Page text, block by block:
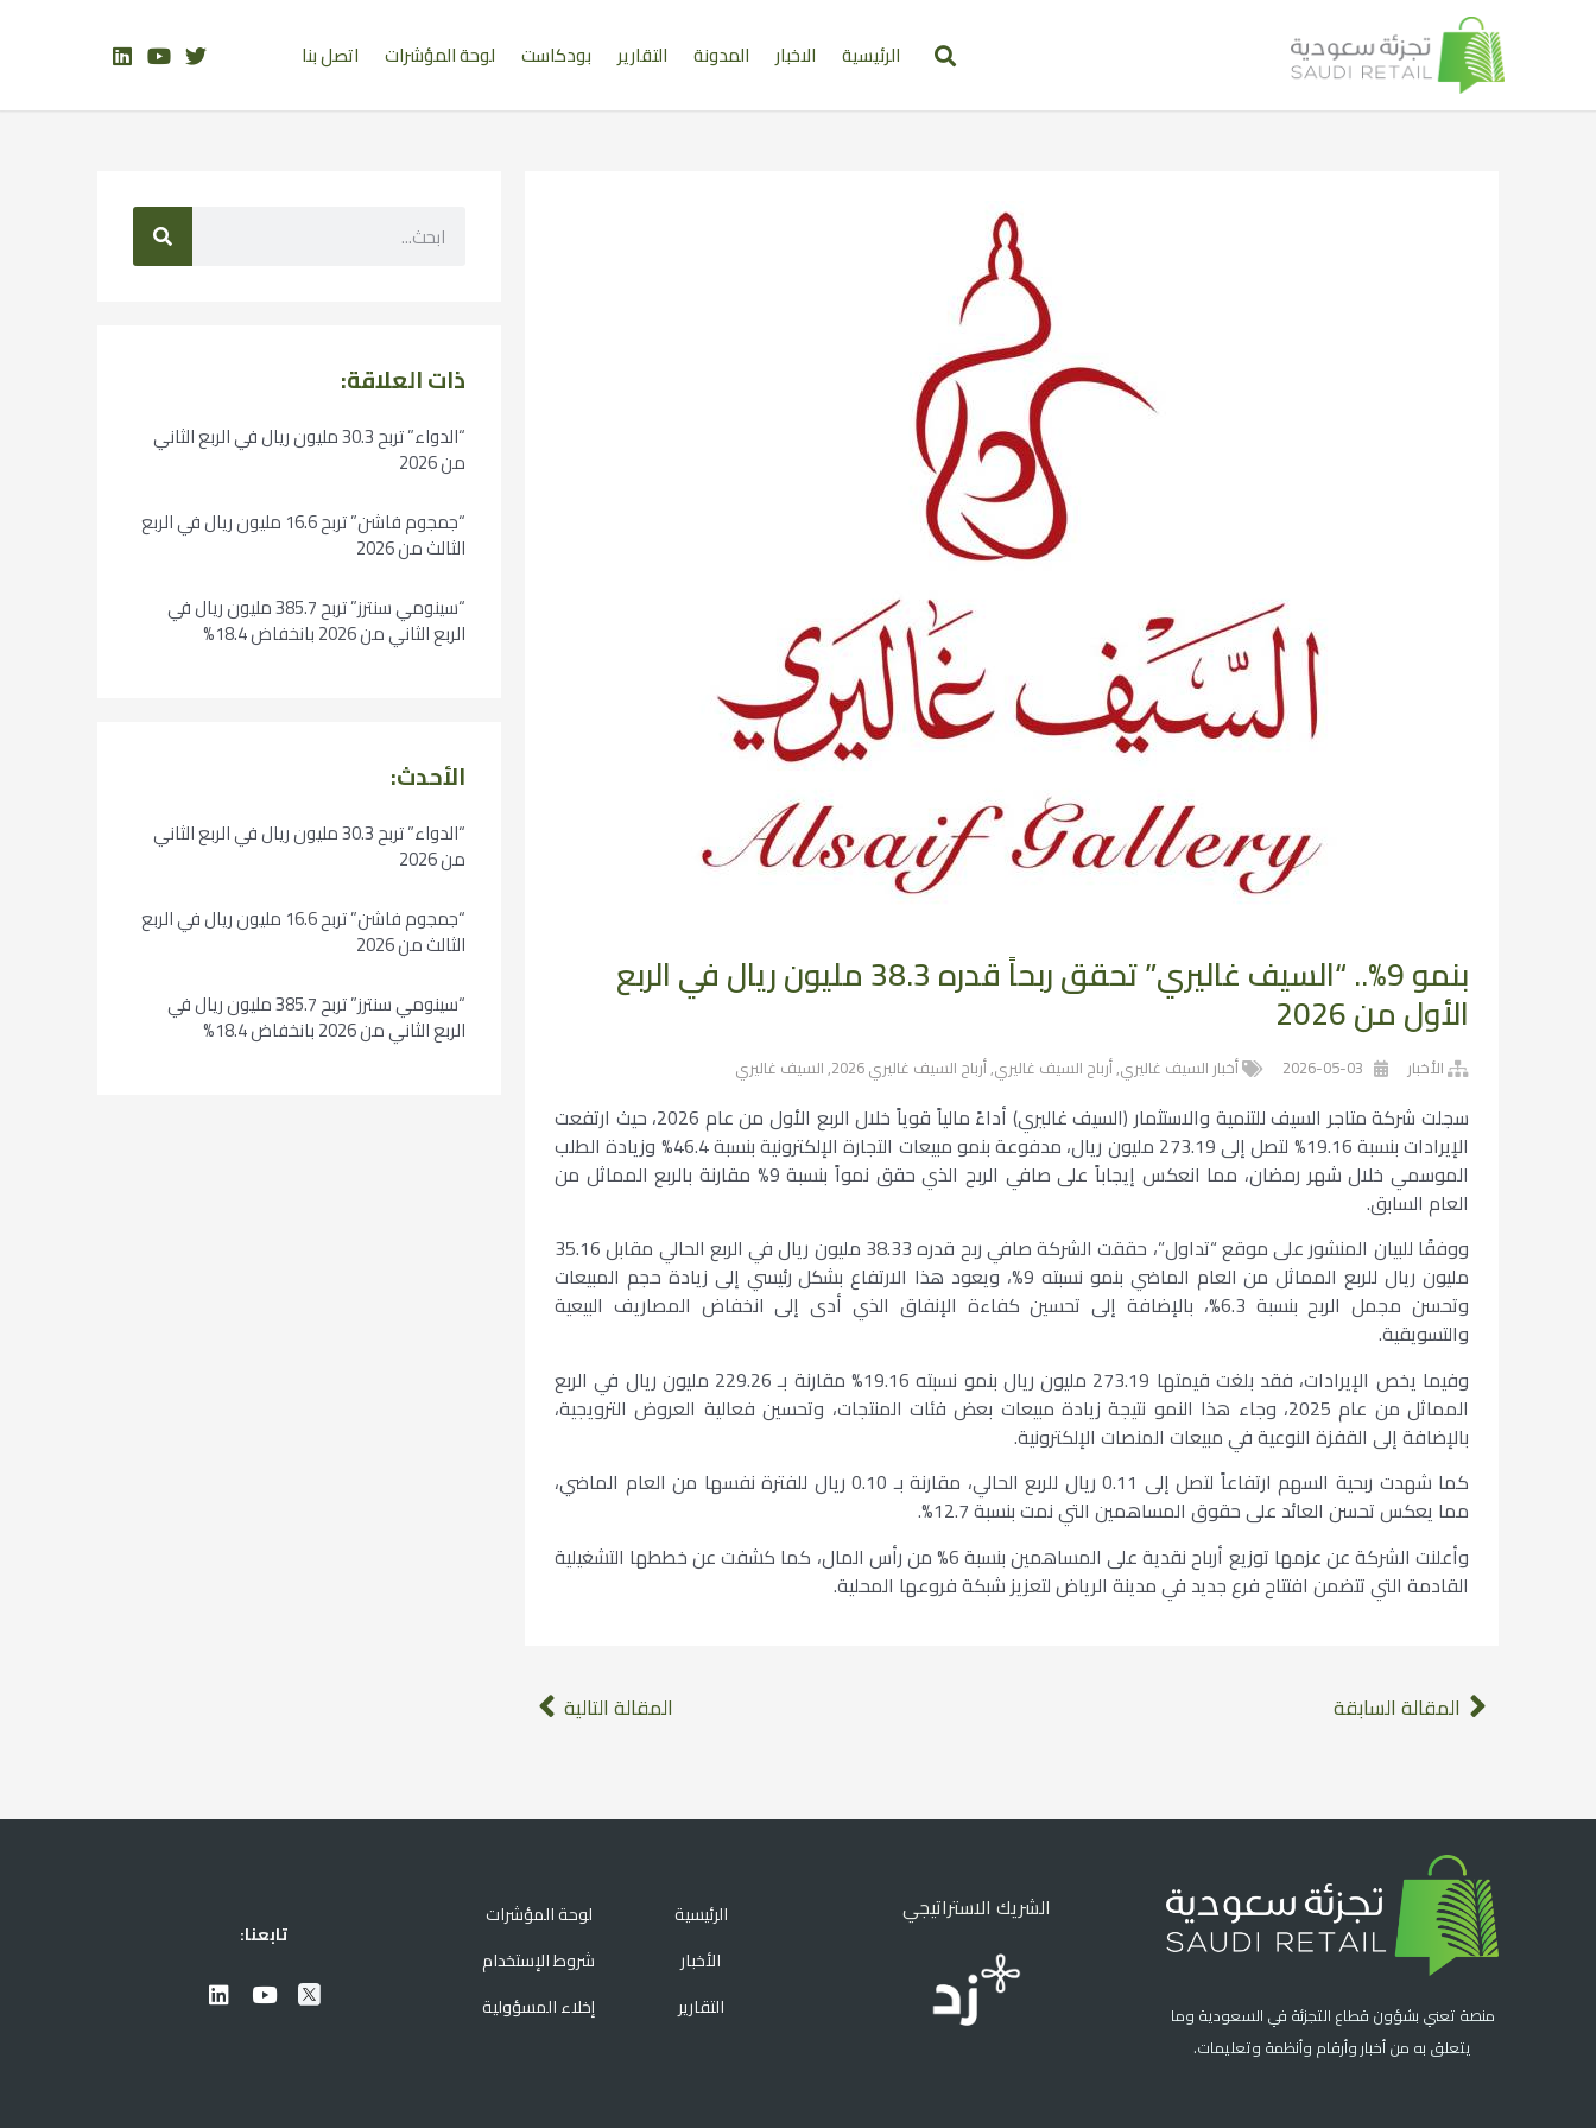
الرئيسية الاخبار المدونة التقارير بودكاست لوحة المؤشرات اتصل بنا
بنمو 9%.. “السيف غاليري” تحقق ربحاً قدره 38.3 مليون ريال في الربع
الأول من 2026
الأخبار 2026-05-03 أخبار السيف غاليري,أرباح السيف غاليري,أرباح السيف غاليري 2026 ,السيف غاليري
سجلت شركة متاجر السيف للتنمية والاستثمار (السيف غاليري) أداءً مالياً قوياً خلال الربع الأول من عام 2026، حيث ارتفعت
الإيرادات بنسبة 19.16% لتصل إلى 273.19 مليون ريال، مدفوعة بنمو مبيعات التجارة الإلكترونية بنسبة 46.4% وزيادة الطلب
الموسمي خلال شهر رمضان، مما انعكس إيجاباً على صافي الربح الذي حقق نمواً بنسبة 9% مقارنة بالربع المماثل من
العام السابق.
ووفقًا للبيان المنشور على موقع “تداول”، حققت الشركة صافي ربح قدره 38.33 مليون ريال في الربع الحالي مقابل 35.16
مليون ريال للربع المماثل من العام الماضي بنمو نسبته 9%، ويعود هذا الارتفاع بشكل رئيسي إلى زيادة حجم المبيعات
وتحسن مجمل الربح بنسبة 6.3%، بالإضافة إلى تحسين كفاءة الإنفاق الذي أدى إلى انخفاض المصاريف البيعية
والتسويقية.
وفيما يخص الإيرادات، فقد بلغت قيمتها 273.19 مليون ريال بنمو نسبته 19.16% مقارنة بـ 229.26 مليون ريال في الربع
المماثل من عام 2025، وجاء هذا النمو نتيجة زيادة مبيعات بعض فئات المنتجات، وتحسين فعالية العروض الترويجية،
بالإضافة إلى القفزة النوعية في مبيعات المنصات الإلكترونية.
كما شهدت ربحية السهم ارتفاعاً لتصل إلى 0.11 ريال للربع الحالي، مقارنة بـ 0.10 ريال للفترة نفسها من العام الماضي،
مما يعكس تحسن العائد على حقوق المساهمين التي نمت بنسبة 12.7%.
وأعلنت الشركة عن عزمها توزيع أرباح نقدية على المساهمين بنسبة 6% من رأس المال، كما كشفت عن خططها التشغيلية
القادمة التي تتضمن افتتاح فرع جديد في مدينة الرياض لتعزيز شبكة فروعها المحلية.
المقالة السابقة المقالة التالية
ذات العلاقة:
“الدواء” تربح 30.3 مليون ريال في الربع الثاني
من 2026
“جمجوم فاشن” تربح 16.6 مليون ريال في الربع
الثالث من 2026
“سينومي سنترز” تربح 385.7 مليون ريال في
الربع الثاني من 2026 بانخفاض 18.4%
الأحدث:
“الدواء” تربح 30.3 مليون ريال في الربع الثاني
من 2026
“جمجوم فاشن” تربح 16.6 مليون ريال في الربع
الثالث من 2026
“سينومي سنترز” تربح 385.7 مليون ريال في
الربع الثاني من 2026 بانخفاض 18.4%
منصة تعني بشؤون قطاع التجزئة في السعودية وما
يتعلق به من أخبار وأرقام وأنظمة وتعليمات.
الشريك الاستراتيجي
الرئيسية
الأخبار
التقارير
لوحة المؤشرات
شروط الإستخدام
إخلاء المسؤولية
تابعنا: